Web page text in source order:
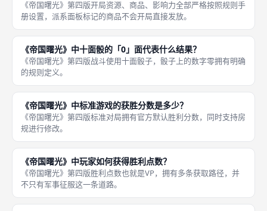
《帝国曙光》第四版开局资源、商品、影响力全部严格按照规则手
册设置，派系面板标记的商品不会开局直接发放。
《帝国曙光》中十面骰的「0」面代表什么结果？
《帝国曙光》第四版战斗使用十面骰子，骰子上的数字零拥有明确
的规则定义。
《帝国曙光》中标准游戏的获胜分数是多少？
《帝国曙光》第四版标准对局拥有官方默认胜利分数，同时支持房
规进行修改。
《帝国曙光》中玩家如何获得胜利点数？
《帝国曙光》第四版胜利点数也就是VP，拥有多条获取路径，并
不只有军事征服这一条道路。